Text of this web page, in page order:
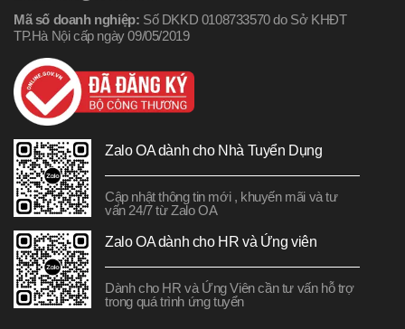
Mã số doanh nghiệp: Số DKKD 0108733570 do Sở KHĐT
TP.Hà Nội cấp ngày 09/05/2019
Zalo OA dành cho Nhà Tuyển Dụng
Cập nhật thông tin mới , khuyến mãi và tư
vấn 24/7 từ Zalo OA
Zalo OA dành cho HR và Ứng viên
Dành cho HR và Ứng Viên cần tư vấn hỗ trợ
trong quá trình ứng tuyển